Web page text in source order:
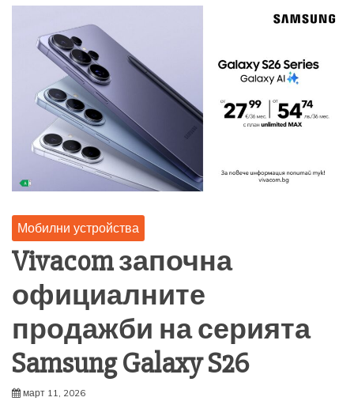
Мобилни устройства
Vivacom започна
официалните
продажби на серията
Samsung Galaxy S26
март 11, 2026